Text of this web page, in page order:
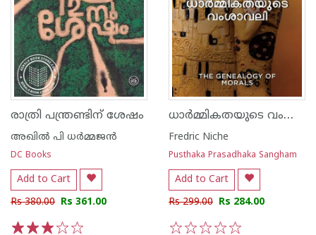
രാത്രി പന്ത്രണ്ടിന് ശേഷം
അഖില്‍ പി ധര്‍മ്മജന്‍
DC Books
Add to Cart
Rs 380.00 Rs 361.00
ധാർമ്മികതയുടെ വംശാവലി
Fredric Niche
Pusthaka Prasadhaka Sangham
Add to Cart
Rs 299.00 Rs 284.00